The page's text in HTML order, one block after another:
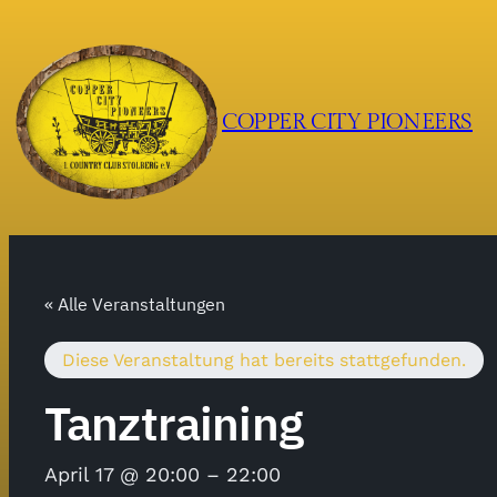
COPPER CITY PIONEERS
« Alle Veranstaltungen
Diese Veranstaltung hat bereits stattgefunden.
Tanztraining
April 17 @ 20:00 – 22:00